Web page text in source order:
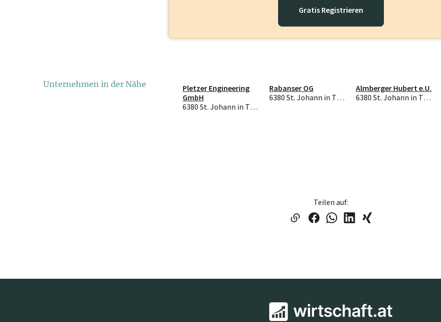
Gratis Registrieren
Unternehmen in der Nähe
Pletzer Engineering
GmbH
6380 St. Johann in Tirol
Rabanser OG
6380 St. Johann in Tirol
Almberger Hubert e.U.
6380 St. Johann in Tirol
Teilen auf: